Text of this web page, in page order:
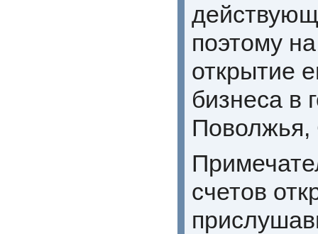
поэтому
открытие
бизнеса в
Поволжья,
счетов